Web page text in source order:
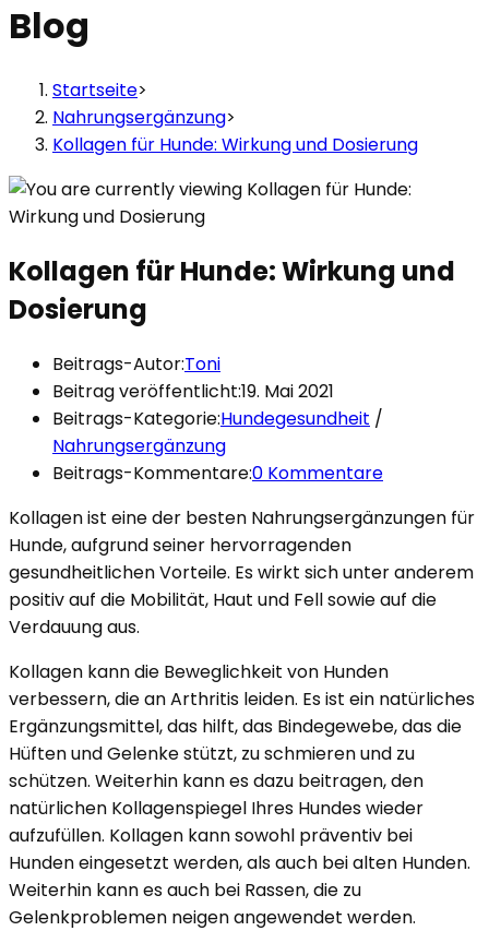
Blog
Startseite>
Nahrungsergänzung>
Kollagen für Hunde: Wirkung und Dosierung
Kollagen für Hunde: Wirkung und
Dosierung
Beitrags-Autor:Toni
Beitrag veröffentlicht:19. Mai 2021
Beitrags-Kategorie:Hundegesundheit /
Nahrungsergänzung
Beitrags-Kommentare:0 Kommentare
Kollagen ist eine der besten Nahrungsergänzungen für
Hunde, aufgrund seiner hervorragenden
gesundheitlichen Vorteile. Es wirkt sich unter anderem
positiv auf die Mobilität, Haut und Fell sowie auf die
Verdauung aus.
Kollagen kann die Beweglichkeit von Hunden
verbessern, die an Arthritis leiden. Es ist ein natürliches
Ergänzungsmittel, das hilft, das Bindegewebe, das die
Hüften und Gelenke stützt, zu schmieren und zu
schützen. Weiterhin kann es dazu beitragen, den
natürlichen Kollagenspiegel Ihres Hundes wieder
aufzufüllen. Kollagen kann sowohl präventiv bei
Hunden eingesetzt werden, als auch bei alten Hunden.
Weiterhin kann es auch bei Rassen, die zu
Gelenkproblemen neigen angewendet werden.